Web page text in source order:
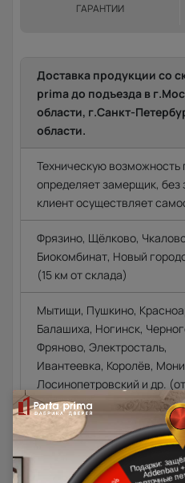
ГАРАНТИИ
Доставка продукции со
prima до подъезда в
области, г.Санкт-
области.
Техническую возможность
определяет замерщик,
клиент осуществляет
Фрязино, Щёлково,
Биокомбинат, Новый
(15 км от склада)
Мытищи, Пушкино,
Балашиха, Ногинск,
Фряново, Электросталь,
Ивантеевка, Королёв,
Лосинопетровский и др.
45 км. от склада).
Москва\Санкт-Петербург
расположенные в районе
МКАД\КАД до 10 км. в